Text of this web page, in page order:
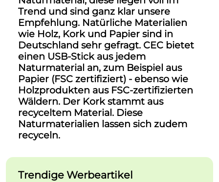
Trend und sind ganz klar unsere
Empfehlung. Natürliche Materialien
wie Holz, Kork und Papier sind in
Deutschland sehr gefragt. CEC bietet
einen USB-Stick aus jedem
Naturmaterial an, zum Beispiel aus
Papier (FSC zertifiziert) - ebenso wie
Holzprodukten aus FSC-zertifizierten
Wäldern. Der Kork stammt aus
recyceltem Material. Diese
Naturmaterialien lassen sich zudem
recyceln.
Trendige Werbeartikel